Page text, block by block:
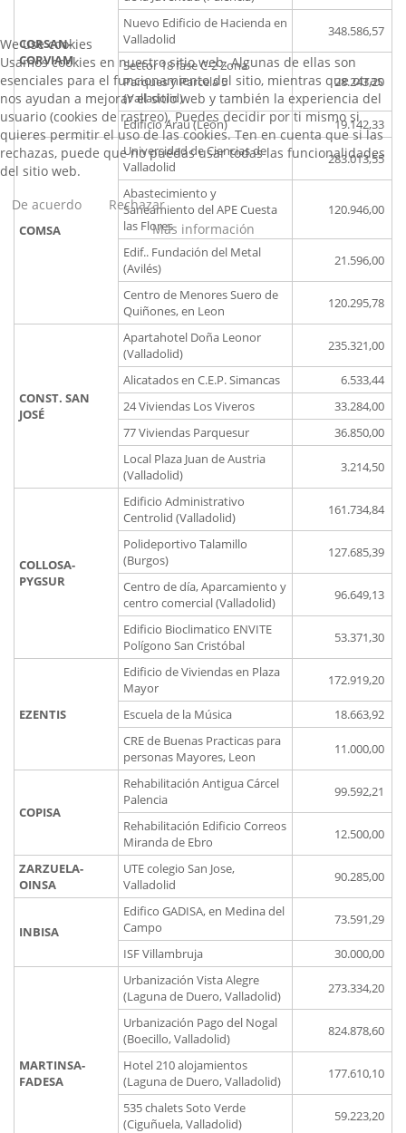
CORSAN-
CORVIAM
Nuevo Edificio de Hacienda en
Valladolid
348.586,57
Sector 18 fase C-2 Zona
Parques y Parcela 5
(Valladolid)
28.243,20
Edificio Araú (León) 19.142,33
COMSA
Universidad de Ciencias de
Valladolid
283.013,55
Abastecimiento y
Saneamiento del APE Cuesta
las Flores
120.946,00
Edif.. Fundación del Metal
(Avilés)
21.596,00
Centro de Menores Suero de
Quiñones, en Leon
120.295,78
CONST. SAN
JOSÉ
Apartahotel Doña Leonor
(Valladolid)
235.321,00
Alicatados en C.E.P. Simancas
6.533,44
24 Viviendas Los Viveros
33.284,00
77 Viviendas Parquesur
36.850,00
Local Plaza Juan de Austria
(Valladolid)
3.214,50
COLLOSA-
PYGSUR
Edificio Administrativo
Centrolid (Valladolid)
161.734,84
Polideportivo Talamillo
(Burgos)
127.685,39
Centro de día, Aparcamiento y
centro comercial (Valladolid)
96.649,13
Edificio Bioclimatico ENVITE
Polígono San Cristóbal
53.371,30
EZENTIS
Edificio de Viviendas en Plaza
Mayor
172.919,20
Escuela de la Música
18.663,92
CRE de Buenas Practicas para
personas Mayores, Leon
11.000,00
COPISA
Rehabilitación Antigua Cárcel
Palencia
99.592,21
Rehabilitación Edificio Correos
Miranda de Ebro
12.500,00
ZARZUELA-
OINSA
UTE colegio San Jose,
Valladolid
90.285,00
INBISA
Edifico GADISA, en Medina del
Campo
73.591,29
ISF Villambruja 30.000,00
MARTINSA-
FADESA
Urbanización Vista Alegre
(Laguna de Duero, Valladolid)
273.334,20
Urbanización Pago del Nogal
(Boecillo, Valladolid)
824.878,60
Hotel 210 alojamientos
(Laguna de Duero, Valladolid)
177.610,10
535 chalets Soto Verde
(Ciguñuela, Valladolid)
59.223,20
We use cookies
Usamos cookies en nuestro sitio web. Algunas de ellas son
esenciales para el funcionamiento del sitio, mientras que otras
nos ayudan a mejorar el sitio web y también la experiencia del
usuario (cookies de rastreo). Puedes decidir por ti mismo si
quieres permitir el uso de las cookies. Ten en cuenta que si las
rechazas, puede que no puedas usar todas las funcionalidades
del sitio web.
De acuerdo
Rechazar
Más información